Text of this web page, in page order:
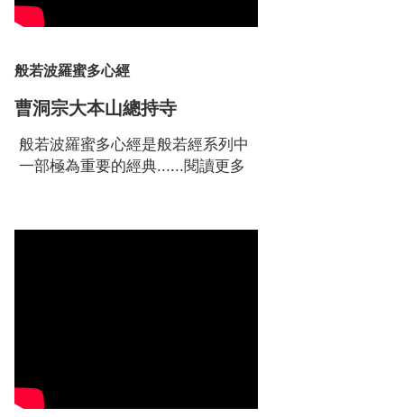
般若波羅蜜多心經
曹洞宗大本山總持寺
般若波羅蜜多心經是般若經系列中
一部極為重要的經典......閱讀更多